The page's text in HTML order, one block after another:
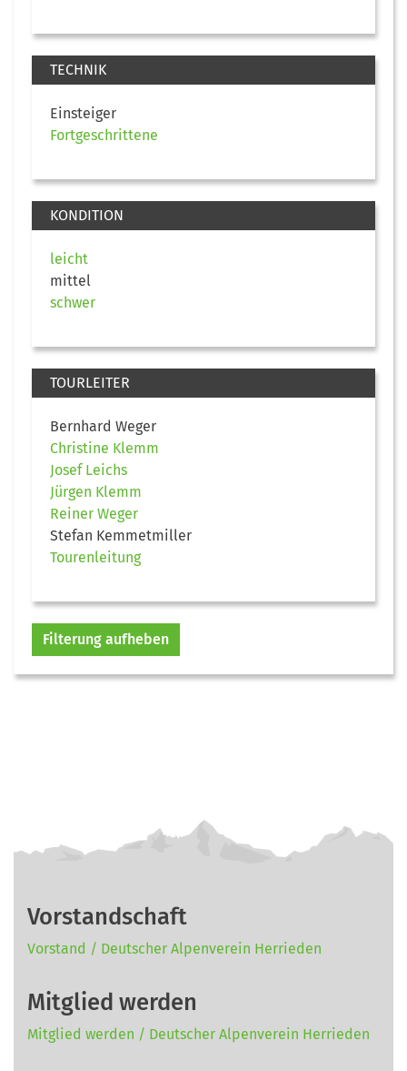
TECHNIK
Einsteiger
Fortgeschrittene
KONDITION
leicht
mittel
schwer
TOURLEITER
Bernhard Weger
Christine Klemm
Josef Leichs
Jürgen Klemm
Reiner Weger
Stefan Kemmetmiller
Tourenleitung
Filterung aufheben
Vorstandschaft
Vorstand / Deutscher Alpenverein Herrieden
Mitglied werden
Mitglied werden / Deutscher Alpenverein Herrieden